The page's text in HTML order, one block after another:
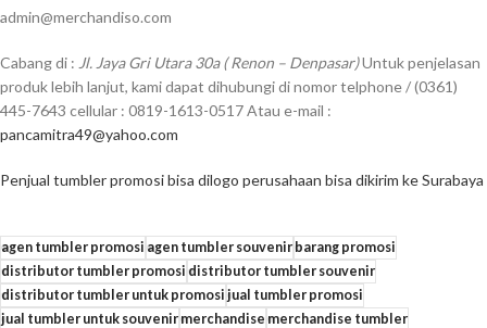
admin@merchandiso.com
Cabang di : Jl. Jaya Gri Utara 30a ( Renon – Denpasar)Untuk penjelasan
produk lebih lanjut, kami dapat dihubungi di nomor telphone / (0361)
445-7643 cellular : 0819-1613-0517 Atau e-mail :
pancamitra49@yahoo.com
Penjual tumbler promosi bisa dilogo perusahaan bisa dikirim ke Surabaya
agen tumbler promosi agen tumbler souvenirbarang promosi
distributor tumbler promosi distributor tumbler souvenir
distributor tumbler untuk promosi jual tumbler promosi
jual tumbler untuk souvenirmerchandise merchandise tumbler